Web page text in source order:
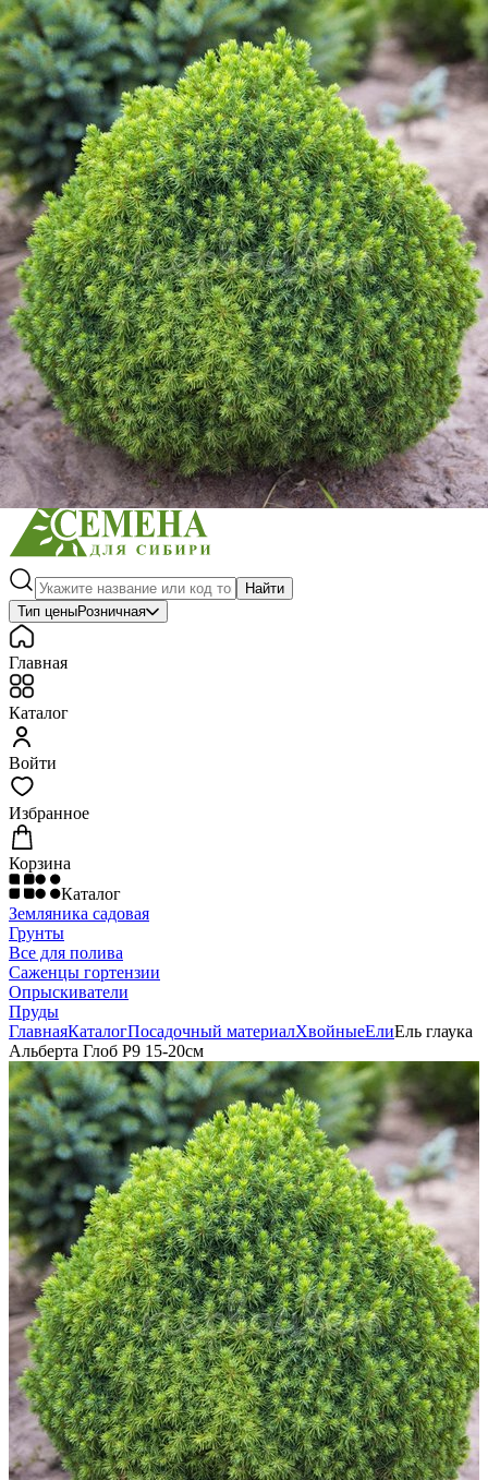
Выберите город
Обратный звонокЗаказать обратный звонок
Каталог
Семена
Грунты
Газонные травы, сидераты
Горшки, рассадники, аксессуары
Посадочный материал
Садовый инструмент, инвентарь
Консервирование
Средства защиты, удобрения, добавки, химия
Обустройство сада, декор
Найти
Тип ценыРозничная
Главная
Каталог
Войти
Избранное
Корзина
Каталог
Земляника садовая
Грунты
Все для полива
Саженцы гортензии
Опрыскиватели
Пруды
ГлавнаяКаталогПосадочный материалХвойныеЕлиЕль глаука
Альберта Глоб Р9 15-20см